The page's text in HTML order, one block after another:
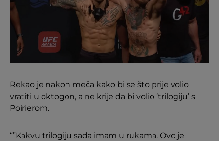
Rekao je nakon meča kako bi se što prije volio
vratiti u oktogon, a ne krije da bi volio ‘trilogiju’ s
Poirierom.
“”Kakvu trilogiju sada imam u rukama. Ovo je